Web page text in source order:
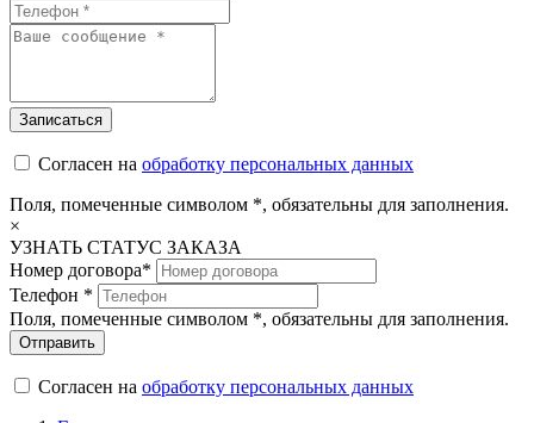
Согласен на обработку персональных данных
Поля, помеченные символом *, обязательны для заполнения.
×
УЗНАТЬ СТАТУС ЗАКАЗА
Номер договора*
Телефон *
Поля, помеченные символом *, обязательны для заполнения.
Отправить
Согласен на обработку персональных данных